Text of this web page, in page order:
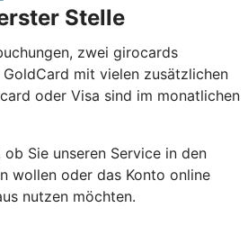
Stelle
zwei girocards
mit vielen zusätzlichen
oder Visa sind im monatlichen
Sie unseren Service in den
wollen oder das Konto online
nutzen möchten.